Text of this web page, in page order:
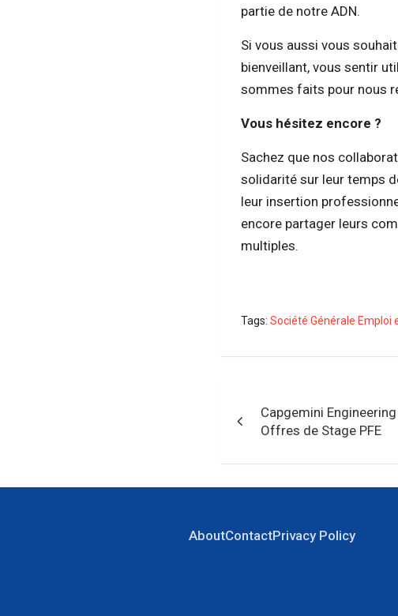
partie de notre ADN.
Si vous aussi vous
bienveillant, vous sentir
sommes faits pour nous
Vous hésitez encore ?
Sachez que nos
solidarité sur leur temps
leur insertion
encore partager leurs
multiples.
Tags: Société Générale Emploi
de
l’article
Capgemini
Offres de Stage PFE
AboutContactPrivacy Policy